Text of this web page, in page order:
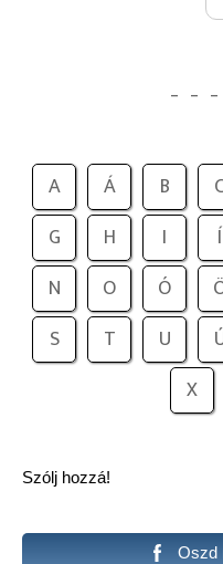
A Á B
G
H I Í
N
O Ó
S
T U
X
Szólj hozzá!
Oszd